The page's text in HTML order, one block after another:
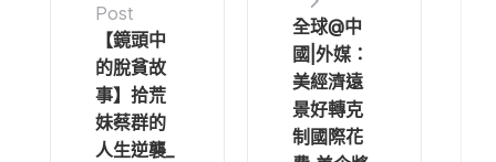
Post
【鏡頭中
的脫貧故
事】拾荒
妹蔡群的
人生逆襲_
全球@中
國|外媒：
美經濟遠
景好轉克
制國際花